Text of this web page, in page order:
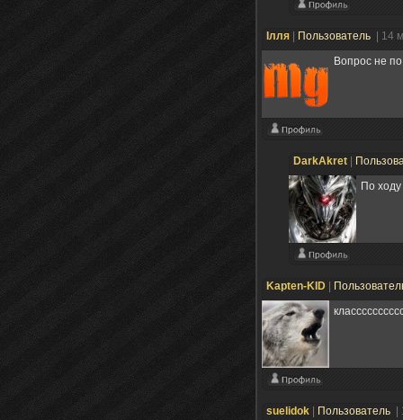
Ілля Пользователь
| 14
Вопрос не
DarkAkret
По
Kapten-KID
suelidok Пользователь